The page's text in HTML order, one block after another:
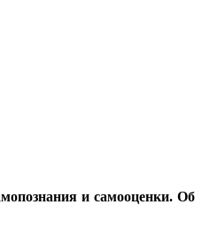
и самооценки. Об